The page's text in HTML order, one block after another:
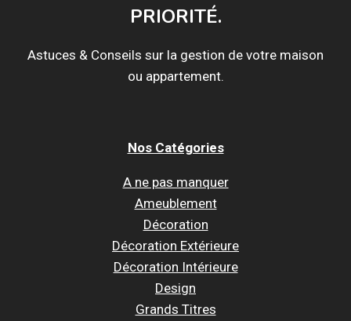
PRIORITÉ.
Astuces & Conseils sur la gestion de votre maison
ou appartement.
Nos Catégories
A ne pas manquer
Ameublement
Décoration
Décoration Extérieure
Décoration Intérieure
Design
Grands Titres